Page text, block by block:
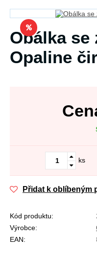
Obálka se
Opaline
ks
Přidat k oblíbeným
Kód produktu:
Výrobce:
EAN: